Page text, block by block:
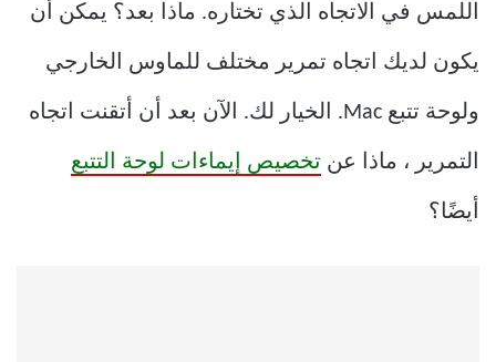
اللمس في الاتجاه الذي تختاره. ماذا بعد؟ يمكن أن
يكون لديك اتجاه تمرير مختلف للماوس الخارجي
ولوحة تتبع Mac. الخيار لك. الآن بعد أن أتقنت اتجاه
التمرير ، ماذا عن تخصيص إيماءات لوحة التتبع
أيضًا؟